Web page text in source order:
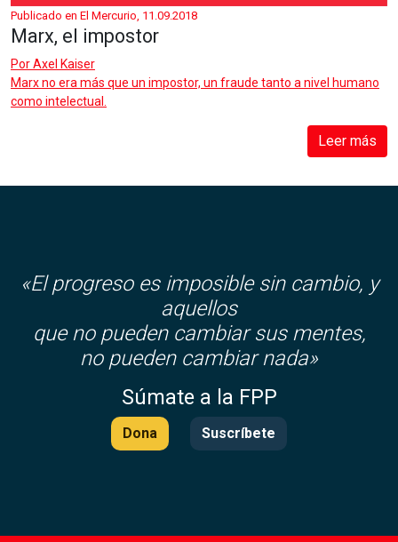
Publicado en El Mercurio, 11.09.2018
Marx, el impostor
PorAxel Kaiser
Marx no era más que un impostor, un fraude tanto a nivel humano
como intelectual.
Leer más
«El progreso es imposible sin cambio, y
aquellos
que no pueden cambiar sus mentes,
no pueden cambiar nada»
Súmate a la FPP
Dona Suscríbete